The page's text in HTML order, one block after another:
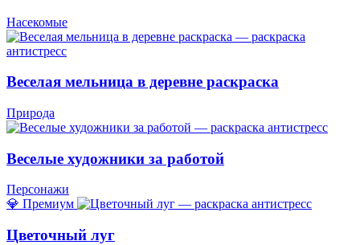
Насекомые
Веселая мельница в деревне раскраска
Природа
Веселые художники за работой
Персонажи
💎 Премиум
Цветочный луг